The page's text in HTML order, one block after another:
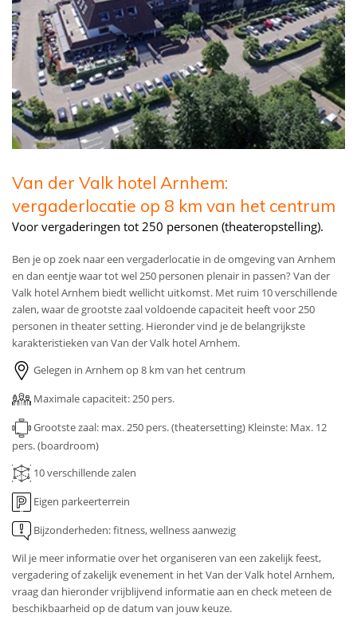
Van der Valk hotel Arnhem:
vergaderlocatie op 8 km van het centrum
Voor vergaderingen tot 250 personen (theateropstelling).
Ben je op zoek naar een vergaderlocatie in de omgeving van Arnhem
en dan eentje waar tot wel 250 personen plenair in passen? Van der
Valk hotel Arnhem biedt wellicht uitkomst. Met ruim 10 verschillende
zalen, waar de grootste zaal voldoende capaciteit heeft voor 250
personen in theater setting. Hieronder vind je de belangrijkste
karakteristieken van Van der Valk hotel Arnhem.
Gelegen in Arnhem op 8 km van het centrum
Maximale capaciteit: 250 pers.
Grootste zaal: max. 250 pers. (theatersetting) Kleinste: Max. 12
pers. (boardroom)
10verschillende zalen
Eigen parkeerterrein
Bijzonderheden: fitness, wellness aanwezig
Wil je meer informatie over het organiseren van een zakelijk feest,
vergadering of zakelijk evenement in het Van der Valk hotel Arnhem,
vraag dan hieronder vrijblijvend informatie aan en check meteen de
beschikbaarheid op de datum van jouw keuze.